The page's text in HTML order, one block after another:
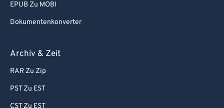
EPUB Zu MOBI
Dokumentenkonverter
Archiv & Zeit
RAR Zu Zip
PST Zu EST
CST Zu EST